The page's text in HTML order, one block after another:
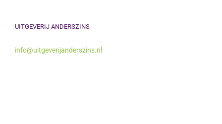
UITGEVERIJ ANDERSZINS
info@uitgeverijanderszins.nl